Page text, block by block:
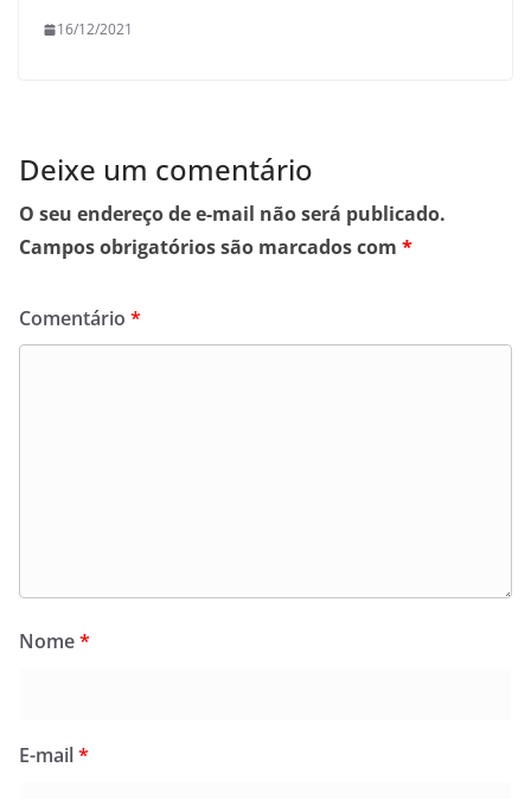
16/12/2021
Deixe um comentário
O seu endereço de e-mail não será publicado.
Campos obrigatórios são marcados com *
Comentário *
Nome*
E-mail*